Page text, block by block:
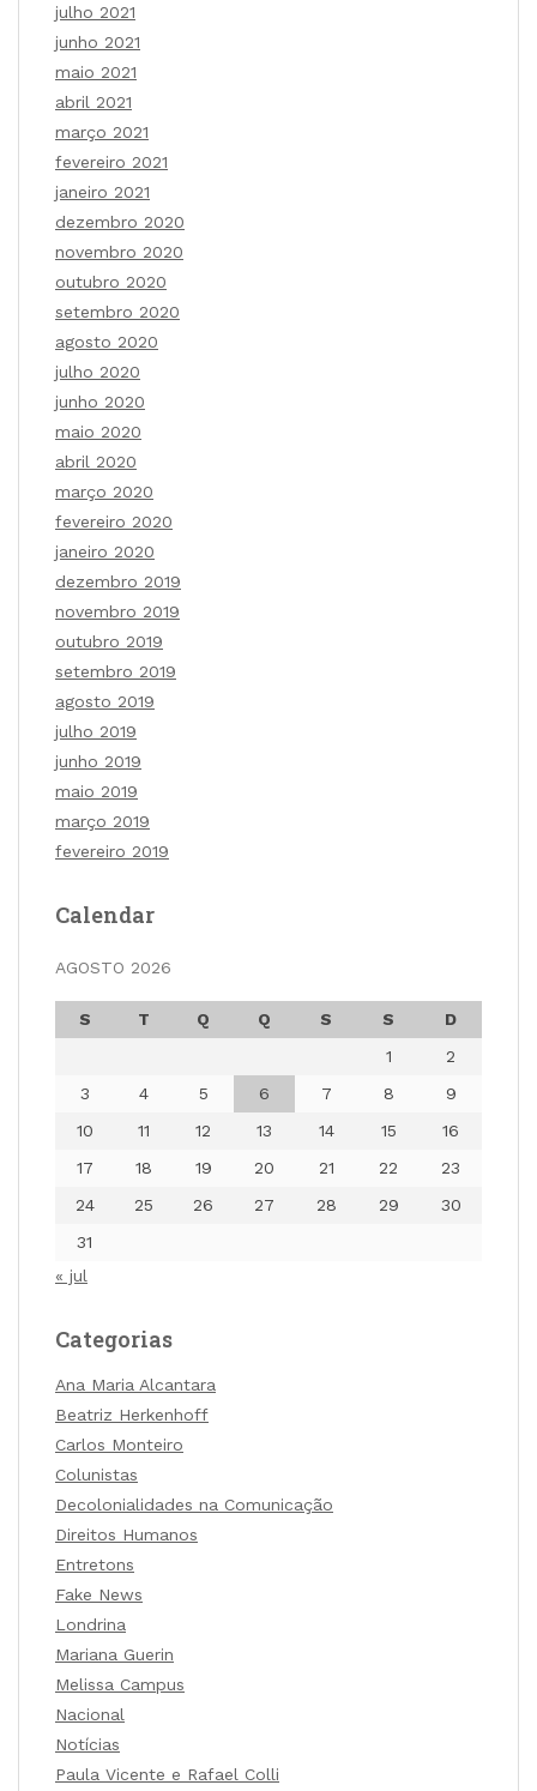
julho 2021
junho 2021
maio 2021
abril 2021
março 2021
fevereiro 2021
janeiro 2021
dezembro 2020
novembro 2020
outubro 2020
setembro 2020
agosto 2020
julho 2020
junho 2020
maio 2020
abril 2020
março 2020
fevereiro 2020
janeiro 2020
dezembro 2019
novembro 2019
outubro 2019
setembro 2019
agosto 2019
julho 2019
junho 2019
maio 2019
março 2019
fevereiro 2019
Calendar
AGOSTO 2026
S T Q Q S S
D
1
2
3
4 5 6 7 8
9
10
11 12 13 14 15
16
17
18 19 20 21 22
23
24
25 26 27 28 29
30
31
« jul
Categorias
Ana Maria Alcantara
Beatriz Herkenhoff
Carlos Monteiro
Colunistas
Decolonialidades na Comunicação
Direitos Humanos
Entretons
Fake News
Londrina
Mariana Guerin
Melissa Campus
Nacional
Notícias
Paula Vicente e Rafael Colli